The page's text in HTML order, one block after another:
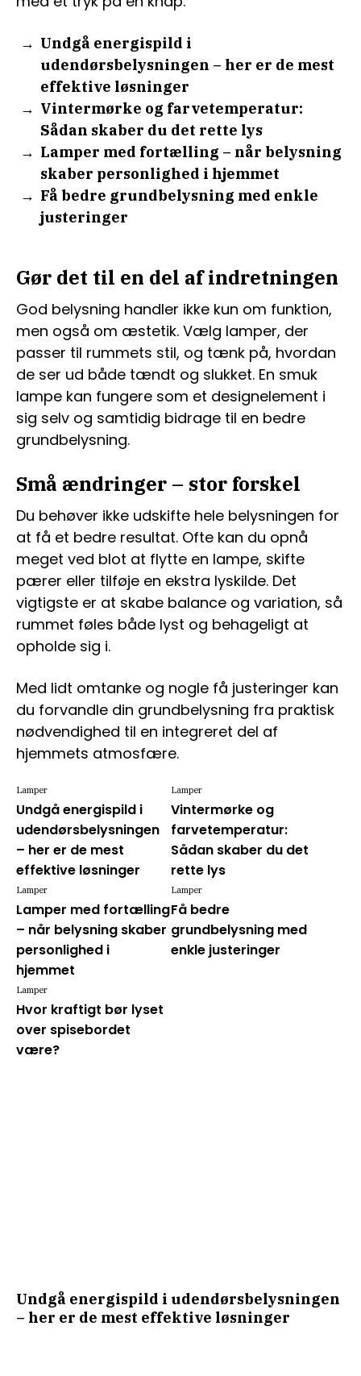
Undgå energispild i
udendørsbelysningen – her er de mest
effektive løsninger
Vintermørke og farvetemperatur:
Sådan skaber du det rette lys
Lamper med fortælling – når belysning
skaber personlighed i hjemmet
Få bedre grundbelysning med enkle
justeringer
Gør det til en del af indretningen
God belysning handler ikke kun om funktion,
men også om æstetik. Vælg lamper, der
passer til rummets stil, og tænk på, hvordan
de ser ud både tændt og slukket. En smuk
lampe kan fungere som et designelement i
sig selv og samtidig bidrage til en bedre
grundbelysning.
Små ændringer – stor forskel
Du behøver ikke udskifte hele belysningen for
at få et bedre resultat. Ofte kan du opnå
meget ved blot at flytte en lampe, skifte
pærer eller tilføje en ekstra lyskilde. Det
vigtigste er at skabe balance og variation, så
rummet føles både lyst og behageligt at
opholde sig i.
Med lidt omtanke og nogle få justeringer kan
du forvandle din grundbelysning fra praktisk
nødvendighed til en integreret del af
hjemmets atmosfære.
Undgå energispild i
udendørsbelysningen
– her er de mest
effektive løsninger
Lamper
Vintermørke og
farvetemperatur:
Sådan skaber du det
rette lys
Lamper
Lamper med fortælling
– når belysning skaber
personlighed i
hjemmet
Lamper
Få bedre
grundbelysning med
enkle justeringer
Lamper
Hvor kraftigt bør lyset
over spisebordet
være?
Lamper
Undgå energispild i udendørsbelysningen
– her er de mest effektive løsninger